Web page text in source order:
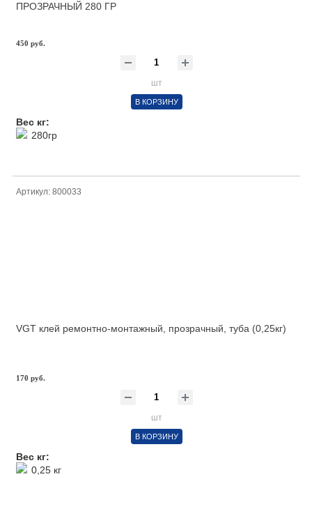
ПРОЗРАЧНЫЙ 280 ГР
450 руб.
шт
В КОРЗИНУ
Вес кг:
280гр
Артикул: 800033
VGT клей ремонтно-монтажный, прозрачный, туба (0,25кг)
170 руб.
шт
В КОРЗИНУ
Вес кг:
0,25 кг